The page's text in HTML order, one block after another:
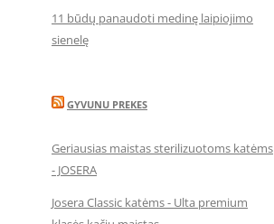
11 būdų panaudoti medinę laipiojimo
sienelę
GYVUNU PREKES
Geriausias maistas sterilizuotoms katėms
- JOSERA
Josera Classic katėms - Ulta premium